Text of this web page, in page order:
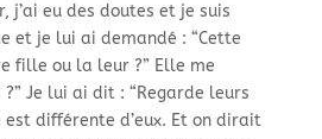
j’ai eu des doutes et je suis
et je lui ai demandé : “Cette
fille ou la leur ?” Elle me
Je lui ai dit : “Regarde leurs
différente d’eux. Et on dirait